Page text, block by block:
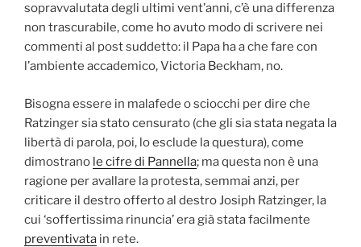
sopravvalutata degli ultimi vent’anni, c’è una differenza
non trascurabile, come ho avuto modo di scrivere nei
commenti al post suddetto: il Papa ha a che fare con
l’ambiente accademico, Victoria Beckham, no.
Bisogna essere in malafede o sciocchi per dire che
Ratzinger sia stato censurato (che gli sia stata negata la
libertà di parola, poi, lo esclude la questura), come
dimostrano le cifre di Pannella; ma questa non è una
ragione per avallare la protesta, semmai anzi, per
criticare il destro offerto al destro Josiph Ratzinger, la
cui ‘soffertissima rinuncia’ era già stata facilmente
preventivata in rete.